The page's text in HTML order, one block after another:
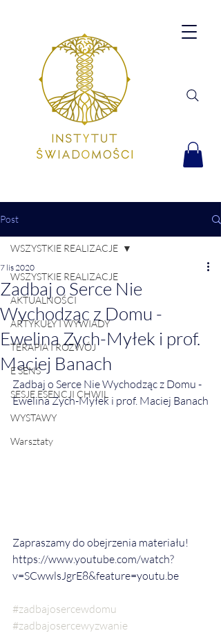
Post
WSZYSTKIE REALIZACJE
AKTUALNOŚCI
ARTYKUŁY I WYWIADY
TERAPIA I ROZWÓJ
E SENS
SESJE ESENCJI CHWIL
WYSTAWY
Warsztaty
WSZYSTKIE REALIZACJE
Zadbaj o Serce Nie
Wychodząc z Domu -
Ewelina Zych-Myłek i prof.
Maciej Banach
7 lis 2020
Zadbaj o Serce Nie Wychodząc z Domu -
Ewelina Zych-Myłek i prof. Maciej Banach
Zapraszamy do obejrzenia materiału!
https://www.youtube.com/watch?
v=SCwwlsJgrE8&feature=youtu.be
#zadbajosercewdomu
#zadbajosercewyzwanie